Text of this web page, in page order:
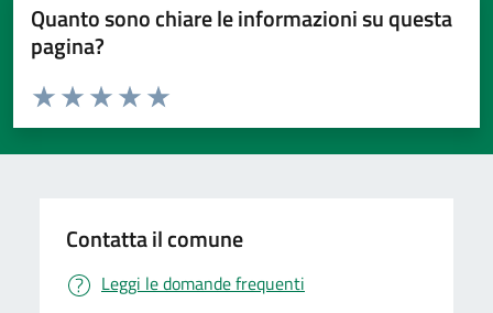
Quanto sono chiare le informazioni su questa
pagina?
Valuta da 1 a 5 stelle la pagina
Valuta 5 stelle su 5
Valuta 4 stelle su 5
Valuta 3 stelle su 5
Valuta 2 stelle su 5
Valuta 1 stelle su 5
Contatta il comune
Leggi le domande frequenti